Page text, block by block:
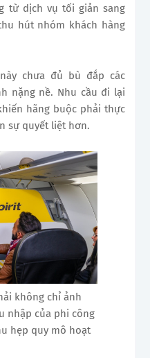
từ dịch vụ tối giản sang
hút nhóm khách hàng
chưa đủ bù đắp các
nặng nề. Nhu cầu đi lại
hãng buộc phải thực
sự quyết liệt hơn.
không chỉ ảnh
nhập của phi công
hẹp quy mô hoạt